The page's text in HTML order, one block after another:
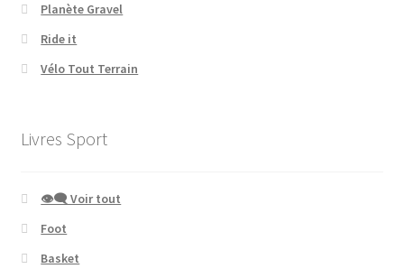
Planète Gravel
Ride it
Vélo Tout Terrain
Livres Sport
👁‍🗨 Voir tout
Foot
Basket